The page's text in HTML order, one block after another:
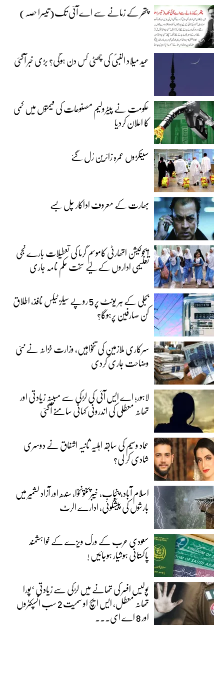
پتھر کے زمانے سے اے آئی تک(تیسرا حصہ)
عید میلاد النبیؐ کی چھٹی کس دن ہوگی؟ بڑی خبر آگئی
حکومت نے پیٹرولیم مصنوعات کی قیمتوں میں کمی
کا اعلان کردیا
سینکڑوں عمرہ زائرین رُل گئے
بھارت کے معروف اداکار چل بسے
ایجوکیشن اتھارٹی کاموسمِ گرما کی تعطیلات بارے نجی
تعلیمی اداروں کے لیے سخت حکم نامہ جاری
بجلی کے ہر یونٹ پر 5 روپے سیلز ٹیکس نافذ، اطلاق
کن صارفین پرہوگا؟
سرکاری ملازمین کی تنخواہیں، وزارت خزانہ نے نئی
وضاحت جاری کردی
لاہور؛ اے ایس آئی کی لڑکی سے مبینہ زیادتی اور
تھانہ معطلی کی اندرونی کہانی سامنے آگئی
عماد وسیم کی سابقہ اہلیہ ثانیہ اشفاق نے دوسری
شادی کر لی؟
اسلام آباد، پنجاب، خیبرپختونخوا، سندھ اور آزاد کشمیر میں
بارشوں کی پیشگوئی، ادارے الرٹ
سعودی عرب کے ورک ویزے کے خواہشمند
پاکستانی ہوشیار ہوجائیں !
پولیس افسر کی تھانے میں لڑکی سے زیادتی ‘پورا
تھانہ معطل، ایس ایچ او سمیت 2 سب انسپکٹروں
اور 8 اے ای...